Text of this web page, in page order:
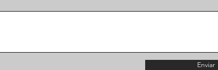
Enviar